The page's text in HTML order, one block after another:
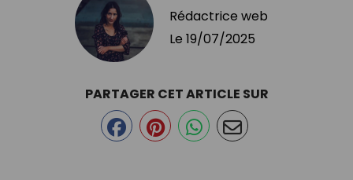
Rédactrice web
Le 19/07/2025
PARTAGER CET ARTICLE SUR